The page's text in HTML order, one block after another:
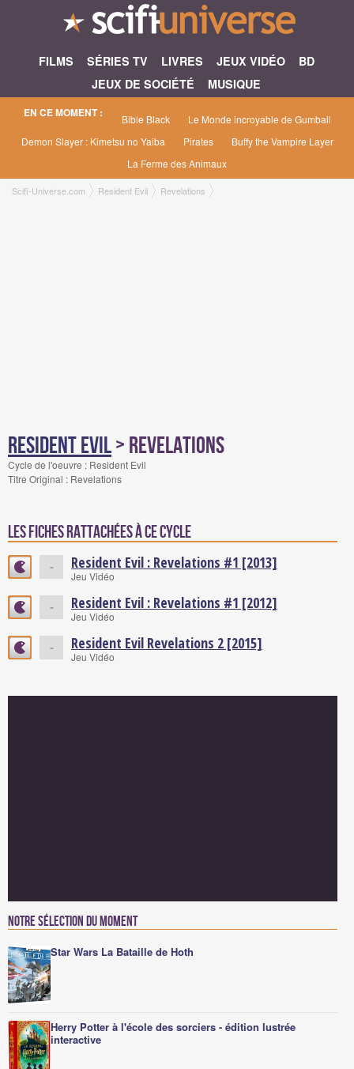
FILMS SÉRIES TV LIVRES JEUX VIDÉO
BD
JEUX DE SOCIÉTÉ
MUSIQUE
EN CE MOMENT : Bible Black
Le Monde incroyable de Gumball
Demon Slayer : Kimetsu no Yaiba
Pirates
Buffy the Vampire Layer
La Ferme des Animaux
Scifi-Universe.com Resident Evil Revelations
Resident Evil> Revelations
Cycle de l'oeuvre : Resident Evil
Titre Original : Revelations
Les fiches rattachées à ce cycle
- Resident Evil : Revelations #1 [2013]
Jeu Vidéo
- Resident Evil : Revelations #1 [2012]
Jeu Vidéo
- Resident Evil Revelations 2 [2015]
Jeu Vidéo
Notre sélection du moment
Star Wars La Bataille de Hoth
Herry Potter à l'école des sorciers - édition lustrée
interactive